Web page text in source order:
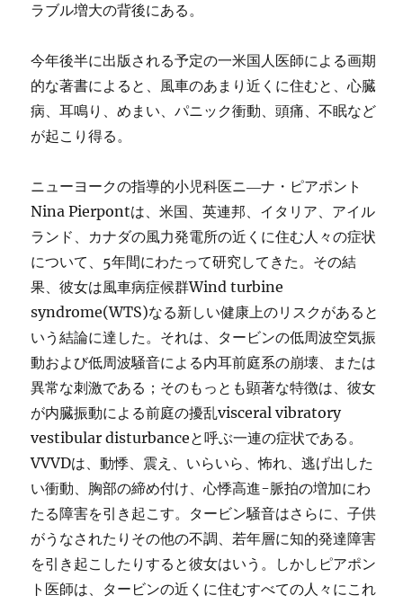
ラブル増大の背後にある。
今年後半に出版される予定の一米国人医師による画期
的な著書によると、風車のあまり近くに住むと、心臓
病、耳鳴り、めまい、パニック衝動、頭痛、不眠など
が起こり得る。
ニューヨークの指導的小児科医ニ―ナ・ピアポント
Nina Pierpontは、米国、英連邦、イタリア、アイル
ランド、カナダの風力発電所の近くに住む人々の症状
について、5年間にわたって研究してきた。その結
果、彼女は風車病症候群Wind turbine
syndrome(WTS)なる新しい健康上のリスクがあると
いう結論に達した。それは、タービンの低周波空気振
動および低周波騒音による内耳前庭系の崩壊、または
異常な刺激である；そのもっとも顕著な特徴は、彼女
が内臓振動による前庭の擾乱visceral vibratory
vestibular disturbanceと呼ぶ一連の症状である。
VVVDは、動悸、震え、いらいら、怖れ、逃げ出した
い衝動、胸部の締め付け、心悸高進-脈拍の増加にわ
たる障害を引き起こす。タービン騒音はさらに、子供
がうなされたりその他の不調、若年層に知的発達障害
を引き起こしたりすると彼女はいう。しかしピアポン
ト医師は、タービンの近くに住むすべての人々にこれ